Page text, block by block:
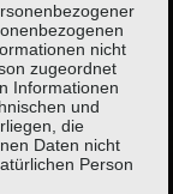
nicht
zugeordnet
Informationen
und
die
Daten nicht
Person